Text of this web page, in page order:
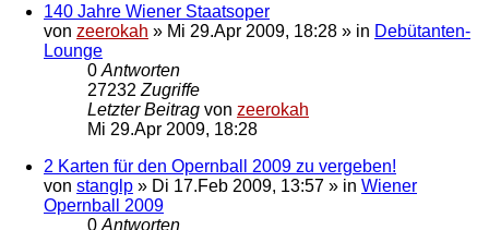
140 Jahre Wiener Staatsoper
von zeerokah » Mi 29.Apr 2009, 18:28 » in Debütanten-
Lounge
0 Antworten
27232 Zugriffe
Letzter Beitrag von zeerokah
Mi 29.Apr 2009, 18:28
2 Karten für den Opernball 2009 zu vergeben!
von stanglp » Di 17.Feb 2009, 13:57 » in Wiener
Opernball 2009
0 Antworten